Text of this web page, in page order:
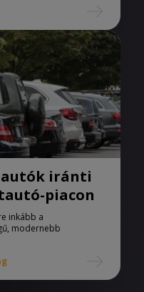
autók iránti
piacon
inkább a
modernebb